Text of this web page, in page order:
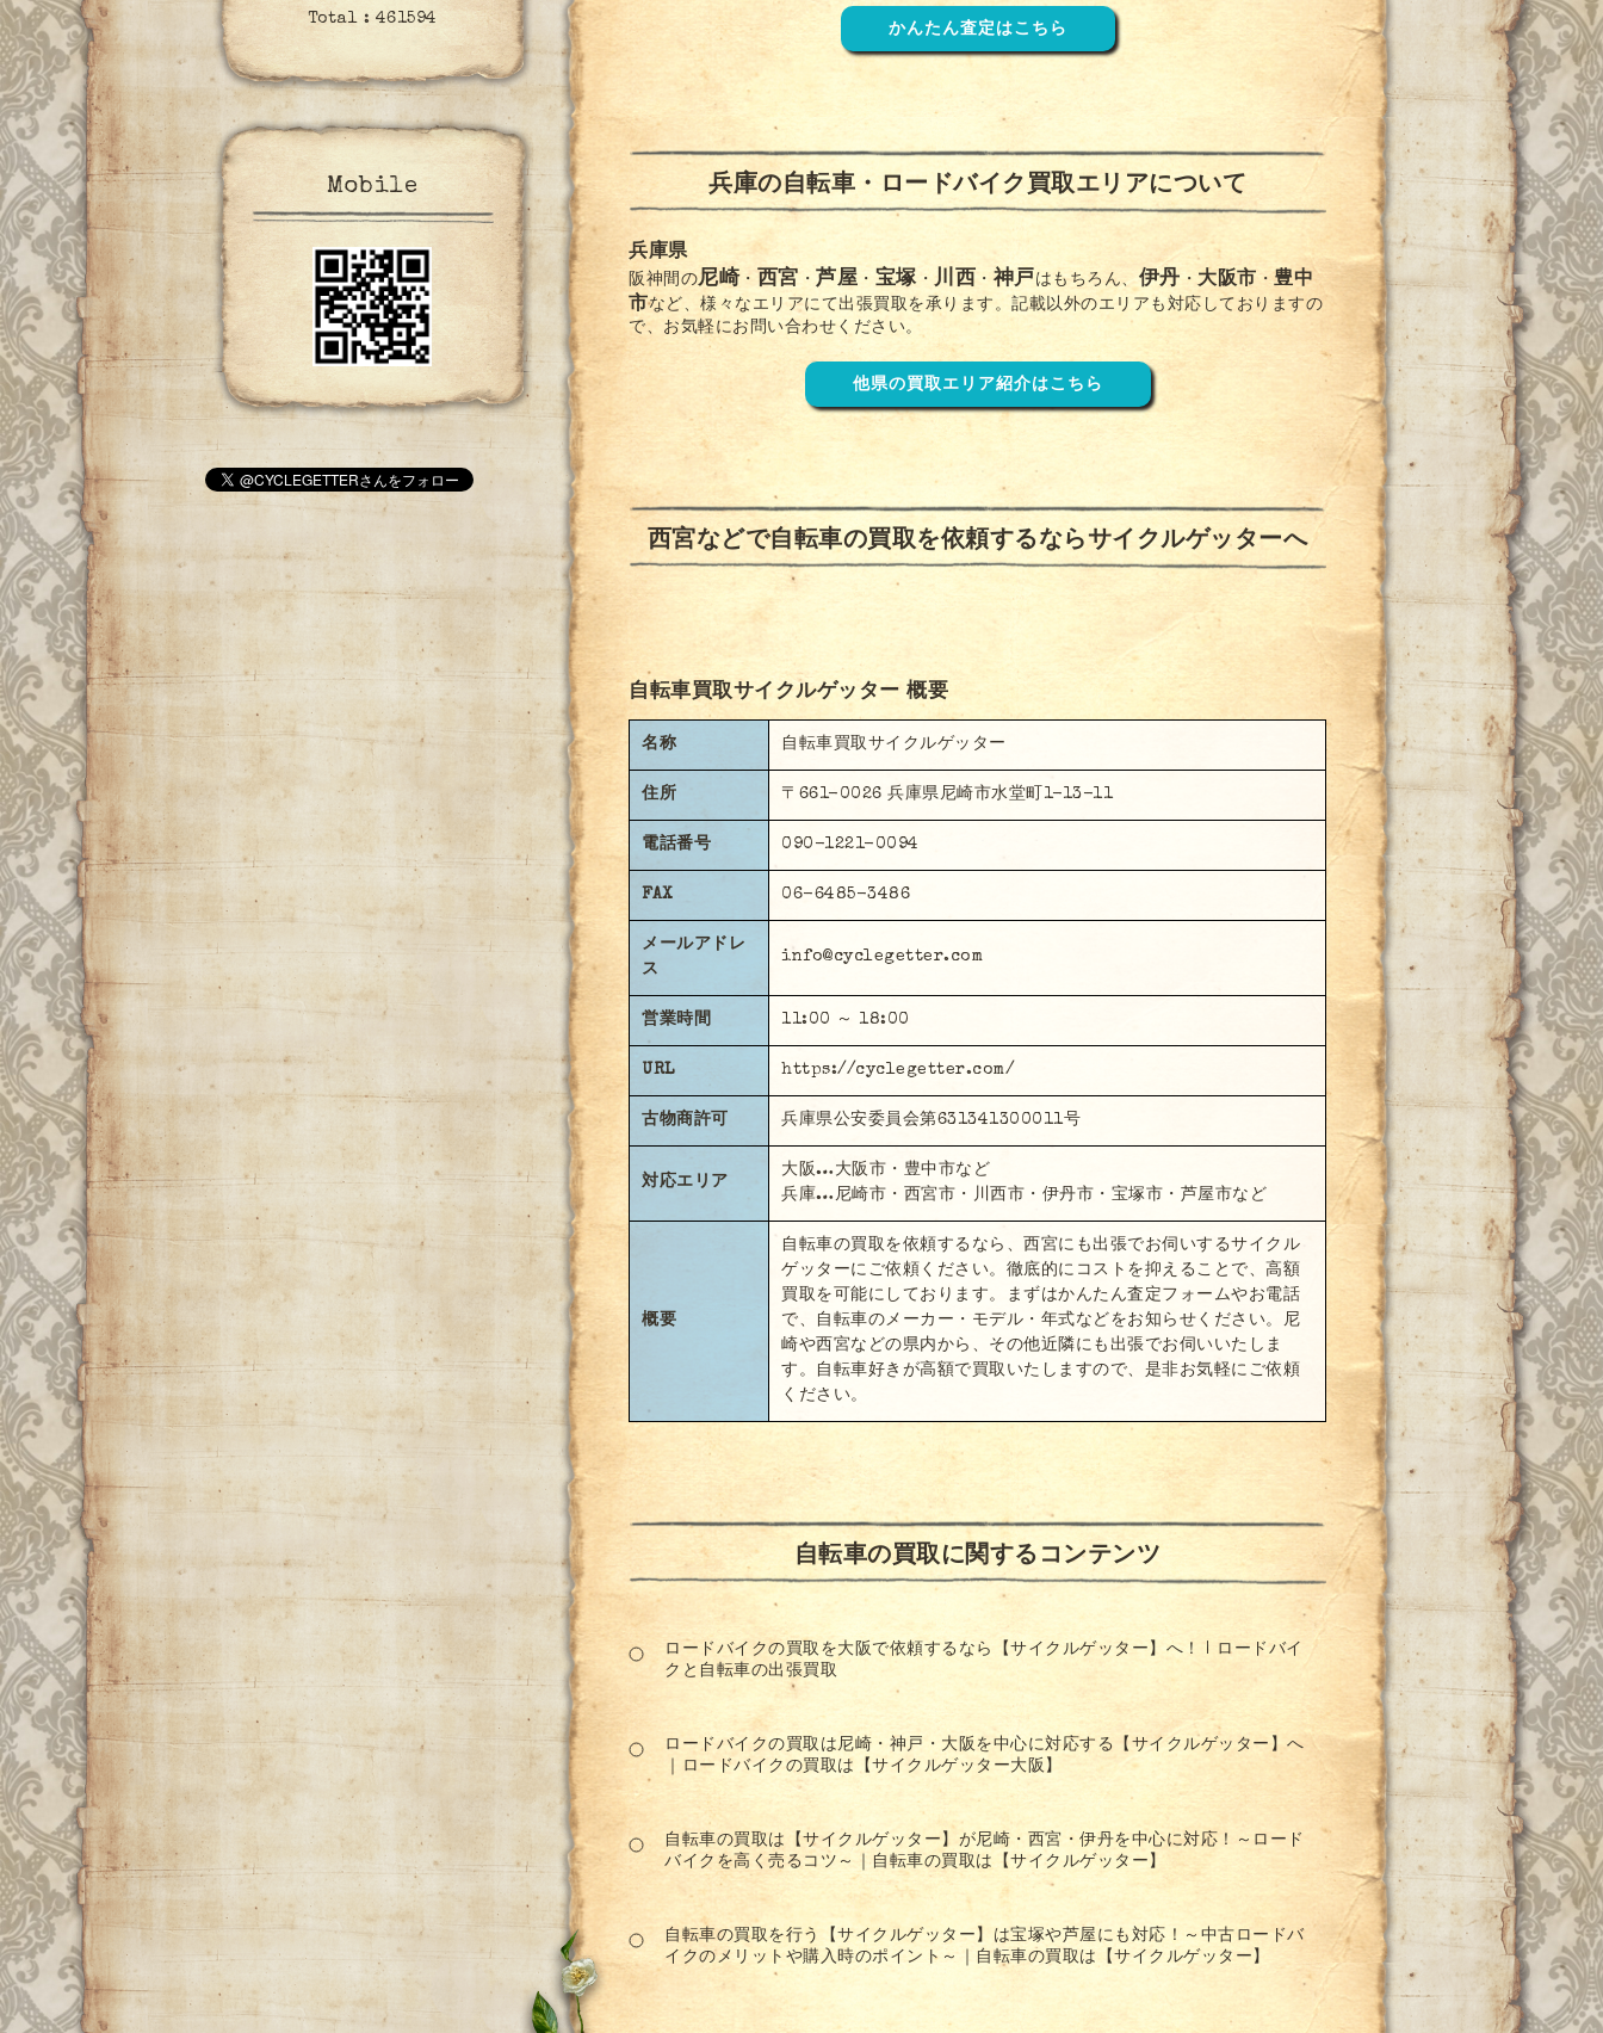
かんたん査定はこちら
兵庫の自転車・ロードバイク買取エリアについて
兵庫県
阪神間の尼崎・ 西宮 ・ 芦屋 ・ 宝塚・ 川西 ・ 神戸 はもちろん、 伊丹 ・ 大阪市 ・ 豊中
市など、様々なエリアにて出張買取を承ります。記載以外のエリアも対応しておりますの
で、お気軽にお問い合わせください。
他県の買取エリア紹介はこちら
西宮などで自転車の買取を依頼するならサイクルゲッターへ
自転車買取サイクルゲッター 概要
名称 自転車買取サイクルゲッター
住所 〒661-0026 兵庫県尼崎市水堂町1-13-11
電話番号 090-1221-0094
FAX 06-6485-3486
メールアドレ
ス
info@cyclegetter.com
営業時間 11:00 ～ 18:00
URL https://cyclegetter.com/
古物商許可 兵庫県公安委員会第631341300011号
対応エリア
大阪…大阪市・豊中市など
兵庫…尼崎市・西宮市・川西市・伊丹市・宝塚市・芦屋市など
概要
自転車の買取を依頼するなら、西宮にも出張でお伺いするサイクル
ゲッターにご依頼ください。徹底的にコストを抑えることで、高額
買取を可能にしております。まずはかんたん査定フォームやお電話
で、自転車のメーカー・モデル・年式などをお知らせください。尼
崎や西宮などの県内から、その他近隣にも出張でお伺いいたしま
す。自転車好きが高額で買取いたしますので、是非お気軽にご依頼
ください。
自転車の買取に関するコンテンツ
ロードバイクの買取を大阪で依頼するなら【サイクルゲッター】へ！ | ロードバイ
クと自転車の出張買取
ロードバイクの買取は尼崎・神戸・大阪を中心に対応する【サイクルゲッター】へ
｜ロードバイクの買取は【サイクルゲッター大阪】
自転車の買取は【サイクルゲッター】が尼崎・西宮・伊丹を中心に対応！～ロード
バイクを高く売るコツ～｜自転車の買取は【サイクルゲッター】
自転車の買取を行う【サイクルゲッター】は宝塚や芦屋にも対応！～中古ロードバ
イクのメリットや購入時のポイント～｜自転車の買取は【サイクルゲッター】
Total : 461594
Mobile